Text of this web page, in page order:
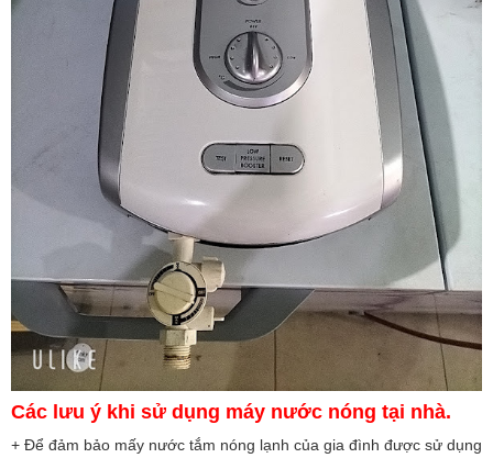
Các lưu ý khi sử dụng máy nước nóng tại nhà.
+ Để đảm bảo mấy nước tắm nóng lạnh của gia đình được sử dụng